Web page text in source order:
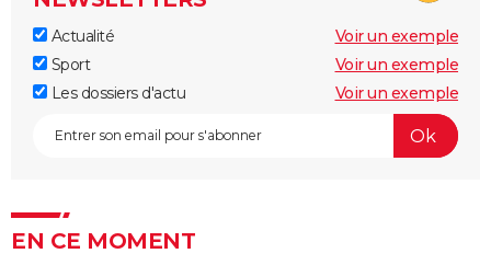
Actualité
Voir un exemple
Sport
Voir un exemple
Les dossiers d'actu
Voir un exemple
EN CE MOMENT